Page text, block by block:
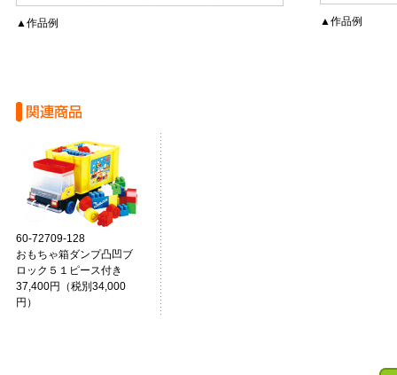
▲作品例 ▲作品例
60-72709-128
おもちゃ箱ダンプ凸凹ブ
ロック５１ピース付き
37,400円（税別34,000
円）